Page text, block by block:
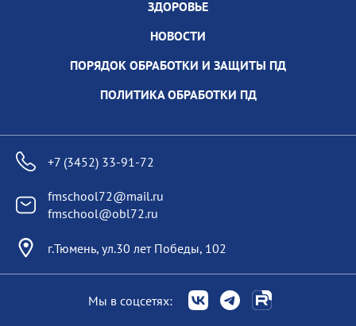
ЗДОРОВЬЕ
НОВОСТИ
ПОРЯДОК ОБРАБОТКИ И ЗАЩИТЫ ПД
ПОЛИТИКА ОБРАБОТКИ ПД
+7 (3452) 33-91-72
fmschool72@mail.ru
fmschool@obl72.ru
г.Тюмень, ул.30 лет Победы, 102
Мы в соцсетях: